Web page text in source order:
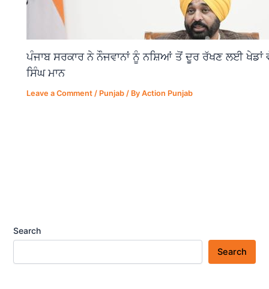
ਪੰਜਾਬ ਸਰਕਾਰ ਨੇ ਨੌਜਵਾਨਾਂ ਨੂੰ ਨਸ਼ਿਆਂ ਤੋਂ ਦੂਰ ਰੱਖਣ ਲਈ ਖੇਡਾਂ
ਸਿੰਘ ਮਾਨ
Leave a Comment / Punjab / ByAction Punjab
Search
Search